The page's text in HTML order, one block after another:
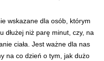
wskazane dla osób, którym
dłużej niż parę minut, czy, na
ciała. Jest ważne dla nas
na co dzień o tym, jak dużo